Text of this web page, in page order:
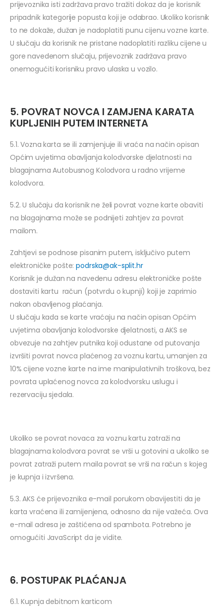
prijevoznika isti zadržava pravo tražiti dokaz da je korisnik
pripadnik kategorije popusta koji je odabrao. Ukoliko korisnik
to ne dokaže, dužan je nadoplatiti punu cijenu vozne karte.
U slučaju da korisnik ne pristane nadoplatiti razliku cijene u
gore navedenom slučaju, prijevoznik zadržava pravo
onemogućiti korisniku pravo ulaska u vozilo.
5. POVRAT NOVCA I ZAMJENA KARATA
KUPLJENIH PUTEM INTERNETA
5.1. Vozna karta se ili zamjenjuje ili vraća na način opisan
Općim uvjetima obavljanja kolodvorske djelatnosti na
blagajnama Autobusnog Kolodvora u radno vrijeme
kolodvora.
5.2. U slučaju da korisnik ne želi povrat vozne karte obaviti
na blagajnama može se podnijeti zahtjev za povrat
mailom.
Zahtjevi se podnose pisanim putem, isključivo putem
elektroničke pošte:podrska@ak-split.hr
Korisnik je dužan na navedenu adresu elektroničke pošte
dostaviti kartu račun (potvrdu o kupnji) koji je zaprimio
nakon obavljenog plaćanja.
U slučaju kada se karte vraćaju na način opisan Općim
uvjetima obavljanja kolodvorske djelatnosti, a AKS se
obvezuje na zahtjev putnika koji odustane od putovanja
izvršiti povrat novca plaćenog za voznu kartu, umanjen za
10% cijene vozne karte na ime manipulativnih troškova, bez
povrata uplaćenog novca za kolodvorsku uslugu i
rezervaciju sjedala.
Ukoliko se povrat novaca za voznu kartu zatraži na
blagajnama kolodvora povrat se vrši u gotovini a ukoliko se
povrat zatraži putem maila povrat se vrši na račun s kojeg
je kupnja i izvršena.
5.3. AKS će prijevoznika e-mail porukom obavijestiti da je
karta vraćena ili zamijenjena, odnosno da nije važeća. Ova
e-mail adresa je zaštićena od spambota. Potrebno je
omogućiti JavaScript da je vidite.
6. POSTUPAK PLAĆANJA
6.1. Kupnja debitnom karticom